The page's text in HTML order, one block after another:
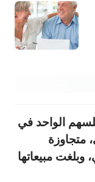
الواحد في
أمريكي، متجاوزة
أمريكي، وبلغت مبيعاتها
التوقعات البالغة